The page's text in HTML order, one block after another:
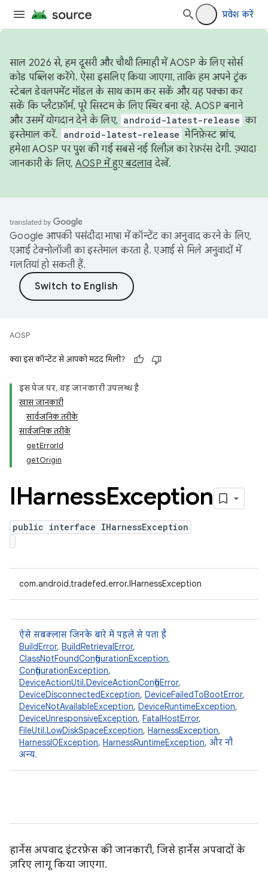
प्रवेश करें
साल 2026 से, हम दूसरी और चौथी तिमाही में AOSP के लिए सोर्स
कोड पब्लिश करेंगे. ऐसा इसलिए किया जाएगा, ताकि हम अपने ट्रंक
स्टेबल डेवलपमेंट मॉडल के साथ काम कर सकें और यह पक्का कर
सकें कि प्लैटफ़ॉर्म, पूरे सिस्टम के लिए स्थिर बना रहे. AOSP बनाने
और उसमें योगदान देने के लिए, android-latest-release का
इस्तेमाल करें.
android-latest-release मेनिफ़ेस्ट ब्रांच,
हमेशा AOSP पर पुश की गई सबसे नई रिलीज़ का रेफ़रंस देगी. ज़्यादा
जानकारी के लिए, AOSP में हुए बदलावदेखें.
Google आपकी पसंदीदा भाषा में कॉन्टेंट का अनुवाद करने के लिए,
एआई टेक्नोलॉजी का इस्तेमाल करता है. एआई से मिले अनुवादों में
गलतियां हो सकती हैं.
AOSP
क्या इस कॉन्टेंट से आपको मदद मिली?
इस पेज पर, यह जानकारी उपलब्ध है
खास जानकारी
सार्वजनिक तरीके
सार्वजनिक तरीके
getErrorId
getOrigin
IHarnessException
public interface IHarnessException
com.android.tradefed.error.IHarnessException
ऐसे सबक्लास जिनके बारे में पहले से पता है
BuildError, BuildRetrievalError,
ClassNotFoundConfigurationException,
ConfigurationException,
DeviceActionUtil.DeviceActionConfigError,
DeviceDisconnectedException, DeviceFailedToBootError,
DeviceNotAvailableException, DeviceRuntimeException,
DeviceUnresponsiveException, FatalHostError,
FileUtil.LowDiskSpaceException, HarnessException,
HarnessIOException, HarnessRuntimeException, और नौ
अन्य.
हार्नेस अपवाद इंटरफ़ेस की जानकारी, जिसे हार्नेस अपवादों के
ज़रिए लागू किया जाएगा.